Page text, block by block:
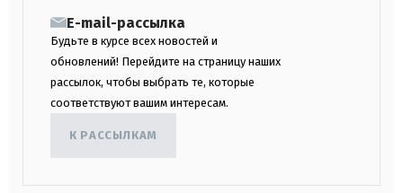
E-mail-рассылка
Будьте в курсе всех новостей и
обновлений! Перейдите на страницу наших
рассылок, чтобы выбрать те, которые
соответствуют вашим интересам.
К РАССЫЛКАМ